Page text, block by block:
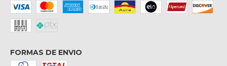
FORMAS DE ENVIO